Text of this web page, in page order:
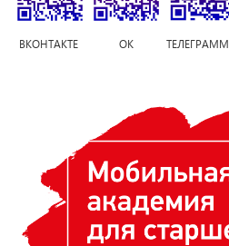
ВКОНТАКТЕ ОК ТЕЛЕГРАММ